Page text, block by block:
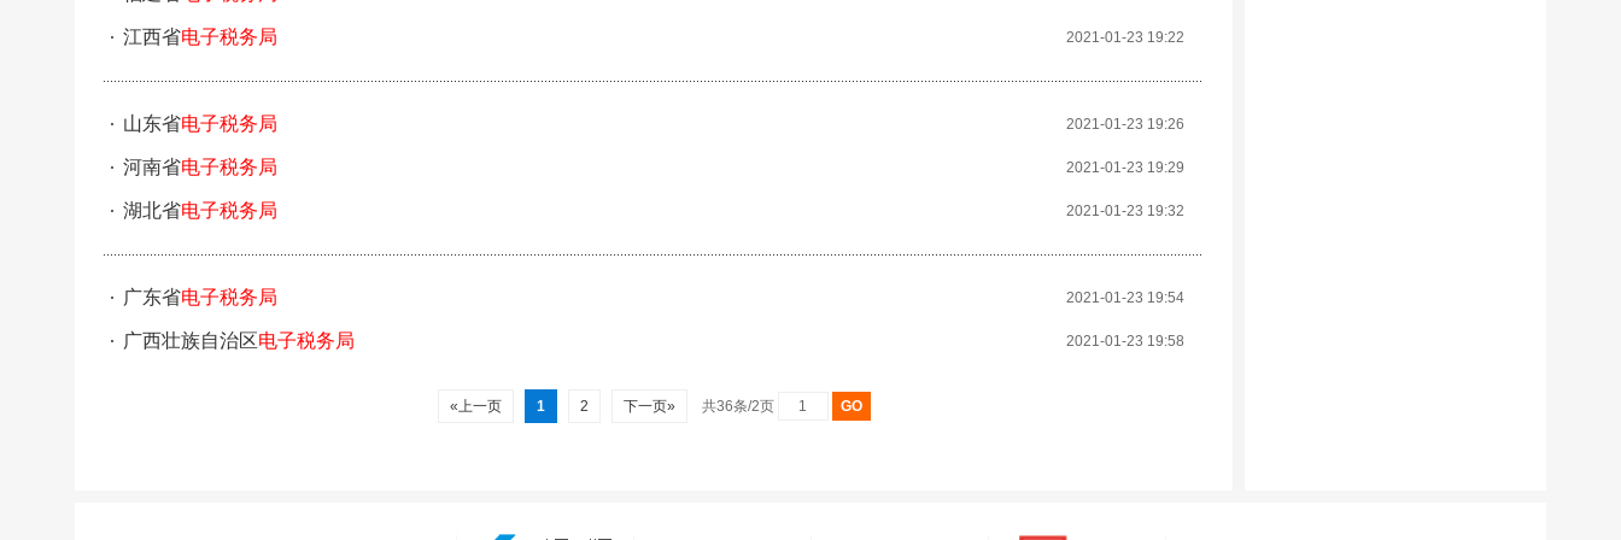
2021-01-23 19:22
江西省电子税务局
2021-01-23 19:26
山东省电子税务局
2021-01-23 19:29
河南省电子税务局
2021-01-23 19:32
湖北省电子税务局
2021-01-23 19:54
广东省电子税务局
2021-01-23 19:58
广西壮族自治区电子税务局
«上一页 1 2 下一页» 共36条/2页